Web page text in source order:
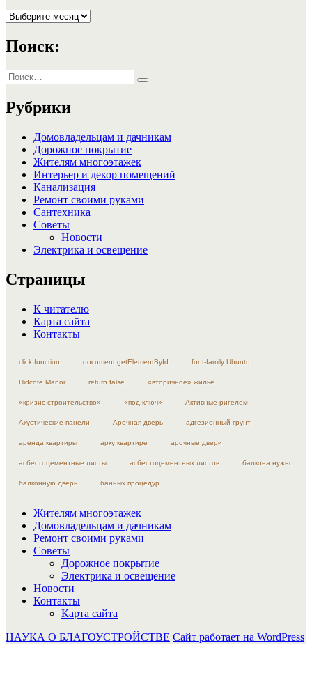
Архивы
Поиск:
Искать:
Поиск
Рубрики
Домовладельцам и дачникам
Дорожное покрытие
Жителям многоэтажек
Интерьер и декор помещений
Канализация
Ремонт своими руками
Сантехника
Советы
Новости
Электрика и освещение
Страницы
К читателю
Карта сайта
Контакты
click function document getElementById font-family Ubuntu
Hidcote Manor return false «вторичное» жилье
«кризис строительство» «под ключ» Активные ригелем
Акустические панели Арочная дверь адгезионный грунт
аренда квартиры арку квартире арочные двери
асбестоцементные листы асбестоцементных листов балкона нужно
балконную дверь банных процедур
Жителям многоэтажек
Домовладельцам и дачникам
Ремонт своими руками
Советы
Дорожное покрытие
Электрика и освещение
Новости
Контакты
Карта сайта
НАУКА О БЛАГОУСТРОЙСТВЕ Сайт работает на WordPress